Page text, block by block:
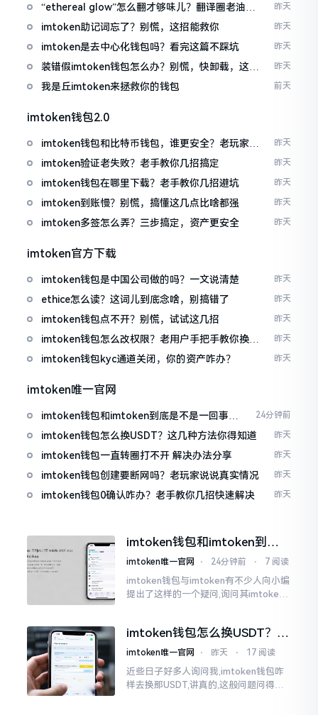
“ethereal glow”怎么翻才够味儿？翻译圈老油条
的私房话
昨天
imtoken助记词忘了？别慌，这招能救你 昨天
imtoken是去中心化钱包吗？看完这篇不踩坑 昨天
装错假imtoken钱包怎么办？别慌，快卸载，这几
招能救急
昨天
我是丘imtoken来拯救你的钱包 前天
imtoken钱包2.0
imtoken钱包和比特币钱包，谁更安全？老玩家来
聊聊
昨天
imtoken验证老失败？老手教你几招搞定 昨天
imtoken钱包在哪里下载？老手教你几招避坑 昨天
imtoken到账慢？别慌，搞懂这几点比啥都强 昨天
imtoken多签怎么弄？三步搞定，资产更安全 昨天
imtoken官方下载
imtoken钱包是中国公司做的吗？一文说清楚 昨天
ethice怎么读？这词儿到底念啥，别搞错了 昨天
imtoken钱包点不开？别慌，试试这几招 昨天
imtoken钱包怎么改权限？老用户手把手教你换主
人
昨天
imtoken钱包kyc通道关闭，你的资产咋办？ 昨天
imtoken唯一官网
imtoken钱包和imtoken到底是不是一回事？
看完就懂了
24分钟前
imtoken钱包怎么换USDT？这几种方法你得知道 昨天
imtoken钱包一直转圈打不开 解决办法分享 昨天
imtoken钱包创建要断网吗？老玩家说说真实情况 昨天
imtoken钱包0确认咋办？老手教你几招快速解决 昨天
imtoken钱包和imtoken到底
是不是一回事？看完就懂了
imtoken唯一官网 ⋅ 24分钟前 ⋅ 7 阅读
imtoken钱包与imtoken有不少人向小编
提出了这样的一个疑问,询问其imtoken
同一个物品
imtoken钱包怎么换USDT？这
几种方法你得知道
imtoken唯一官网 ⋅ 昨天 ⋅ 17 阅读
近些日子好多人询问我,imtoken钱包咋
样去换那USDT,讲真的,这般问题问得很